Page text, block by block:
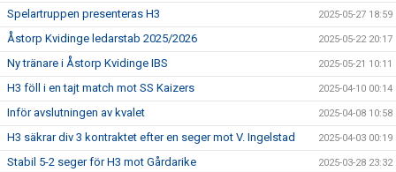
Spelartruppen presenteras H3 2025-05-27 18:59
Åstorp Kvidinge ledarstab 2025/2026 2025-05-22 20:17
Ny tränare i Åstorp Kvidinge IBS 2025-05-21 10:11
H3 föll i en tajt match mot SS Kaizers 2025-04-10 00:14
Inför avslutningen av kvalet 2025-04-08 10:58
H3 säkrar div 3 kontraktet efter en seger mot V. Ingelstad 2025-04-03 00:19
Stabil 5-2 seger för H3 mot Gårdarike 2025-03-28 23:32